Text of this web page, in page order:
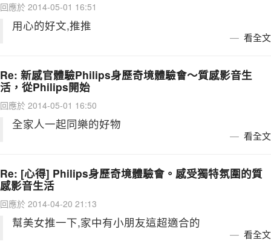
回應於 2014-05-01 16:51
用心的好文,推推
看全文
Re: 新感官體驗Philips身歷奇境體驗會～質感影音生
活，從Philips開始
回應於 2014-05-01 16:50
全家人一起同樂的好物
看全文
Re: [心得] Philips身歷奇境體驗會。感受獨特氛圍的質
感影音生活
回應於 2014-04-20 21:13
幫美女推一下,家中有小朋友這超適合的
看全文